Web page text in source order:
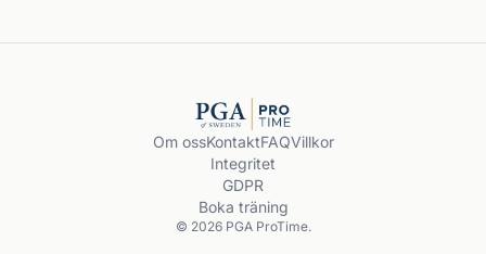
Om ossKontaktFAQVillkor
Integritet
GDPR
Boka träning
© 2026 PGA ProTime.